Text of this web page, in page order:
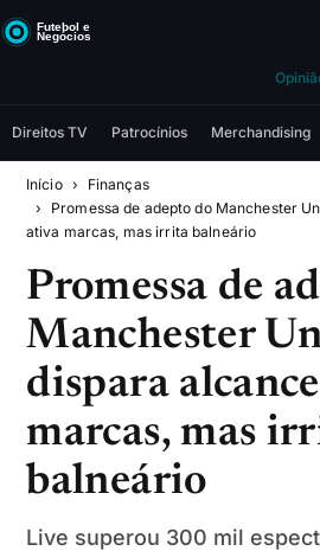
Direitos TV Patrocínios Merchandising
Início
Finanças
Promessa de adepto do Manchester
ativa marcas, mas irrita balneário
Promessa de
Manchester
dispara
marcas, mas
balneário
Live superou 300 mil